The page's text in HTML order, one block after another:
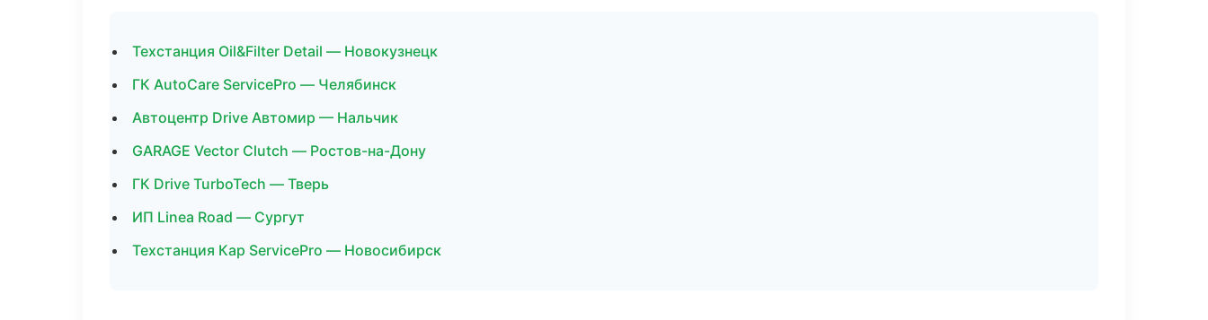
Техстанция Oil&Filter Detail — Новокузнецк
ГК AutoCare ServicePro — Челябинск
Автоцентр Drive Автомир — Нальчик
GARAGE Vector Clutch — Ростов-на-Дону
ГК Drive TurboTech — Тверь
ИП Linea Road — Сургут
Техстанция Кар ServicePro — Новосибирск